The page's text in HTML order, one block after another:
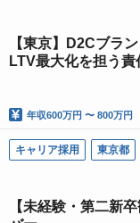
【東京】D2Cブラ
LTV最大化を担う責
年収600万円 〜 800万円
キャリア採用 東京都
【未経験・第二新